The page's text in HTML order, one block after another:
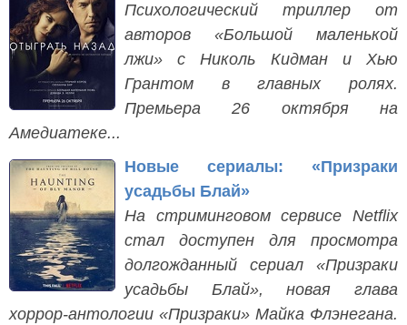
Психологический триллер от
авторов «Большой маленькой
лжи» с Николь Кидман и Хью
Грантом в главных ролях.
Премьера 26 октября на
Амедиатеке...
Новые сериалы: «Призраки
усадьбы Блай»
На стриминговом сервисе Netflix
стал доступен для просмотра
долгожданный сериал «Призраки
усадьбы Блай», новая глава
хоррор-антологии «Призраки» Майка Флэнегана.